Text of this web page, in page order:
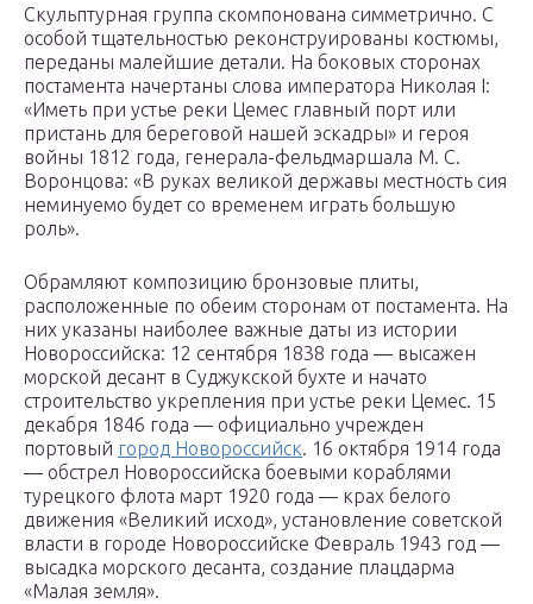
Скульптурная группа скомпонована симметрично. С
особой тщательностью реконструированы костюмы,
переданы малейшие детали. На боковых сторонах
постамента начертаны слова императора Николая I:
«Иметь при устье реки Цемес главный порт или
пристань для береговой нашей эскадры» и героя
войны 1812 года, генерала-фельдмаршала М. С.
Воронцова: «В руках великой державы местность сия
неминуемо будет со временем играть большую
роль».
Обрамляют композицию бронзовые плиты,
расположенные по обеим сторонам от постамента. На
них указаны наиболее важные даты из истории
Новороссийска: 12 сентября 1838 года — высажен
морской десант в Суджукской бухте и начато
строительство укрепления при устье реки Цемес. 15
декабря 1846 года — официально учрежден
портовый город Новороссийск. 16 октября 1914 года
— обстрел Новороссийска боевыми кораблями
турецкого флота март 1920 года — крах белого
движения «Великий исход», установление советской
власти в городе Новороссийске Февраль 1943 год —
высадка морского десанта, создание плацдарма
«Малая земля».